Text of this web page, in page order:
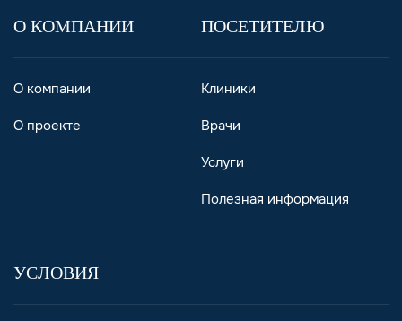
О КОМПАНИИ
О компании
О проекте
ПОСЕТИТЕЛЮ
Клиники
Врачи
Услуги
Полезная информация
УСЛОВИЯ